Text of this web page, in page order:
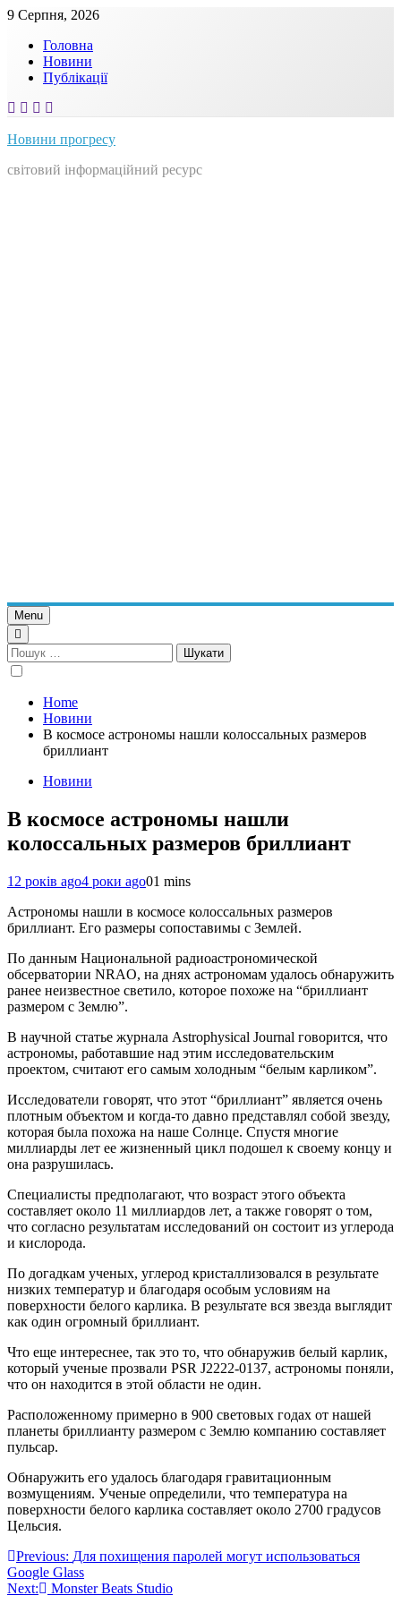
Skip
content
9 Серпня, 2026
Головна
Новини
Публікації
Новини прогресу
світовий інформаційний ресурс
Menu
Пошук:
Home
Новини
В космосе астрономы нашли колоссальных размеров
бриллиант
Новини
В космосе астрономы нашли
колоссальных размеров бриллиант
12 років ago4 роки ago01 mins
Астрономы нашли в космосе колоссальных размеров
бриллиант. Его размеры сопоставимы с Землей.
По данным Национальной радиоастрономической
обсерватории NRAO, на днях астрономам удалось обнаружить
ранее неизвестное светило, которое похоже на “бриллиант
размером с Землю”.
В научной статье журнала Astrophysical Journal говорится, что
астрономы, работавшие над этим исследовательским
проектом, считают его самым холодным “белым карликом”.
Исследователи говорят, что этот “бриллиант” является очень
плотным объектом и когда-то давно представлял собой звезду,
которая была похожа на наше Солнце. Спустя многие
миллиарды лет ее жизненный цикл подошел к своему концу и
она разрушилась.
Специалисты предполагают, что возраст этого объекта
составляет около 11 миллиардов лет, а также говорят о том,
что согласно результатам исследований он состоит из углерода
и кислорода.
По догадкам ученых, углерод кристаллизовался в результате
низких температур и благодаря особым условиям на
поверхности белого карлика. В результате вся звезда выглядит
как один огромный бриллиант.
Что еще интереснее, так это то, что обнаружив белый карлик,
который ученые прозвали PSR J2222-0137, астрономы поняли,
что он находится в этой области не один.
Расположенному примерно в 900 световых годах от нашей
планеты бриллианту размером с Землю компанию составляет
пульсар.
Обнаружить его удалось благодаря гравитационным
возмущениям. Ученые определили, что температура на
поверхности белого карлика составляет около 2700 градусов
Цельсия.
Навігація
записів
Previous: Для похищения паролей могут использоваться
Google Glass
Next:
Monster Beats Studio